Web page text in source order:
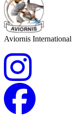
Aviornis